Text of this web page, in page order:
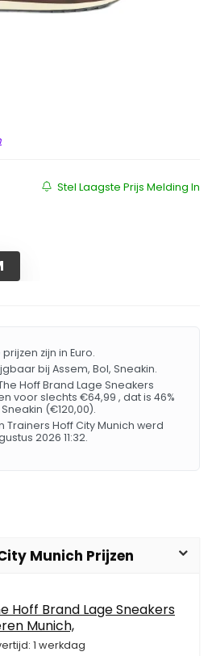
Stel Laagste Prijs Melding In
zijn in Euro.
bij Assem, Bol, Sneakin.
Hoff Brand Lage Sneakers
voor slechts €64,99 , dat is 46%
(€120,00).
Trainers Hoff City Munich werd
2026 11:32.
Munich Prijzen
Hoff Brand Lage Sneakers
Munich,
1 werkdag